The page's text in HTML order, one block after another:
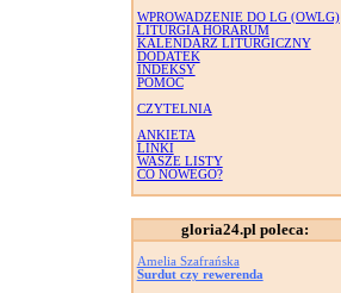
WPROWADZENIE DO LG (OWLG)
LITURGIA HORARUM
KALENDARZ LITURGICZNY
DODATEK
INDEKSY
POMOC
CZYTELNIA
ANKIETA
LINKI
WASZE LISTY
CO NOWEGO?
gloria24.pl poleca:
Amelia Szafrańska
Surdut czy rewerenda